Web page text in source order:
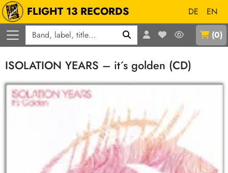
FLIGHT 13 RECORDS DE
EN
(0)
ISOLATION YEARS – it´s golden (CD)